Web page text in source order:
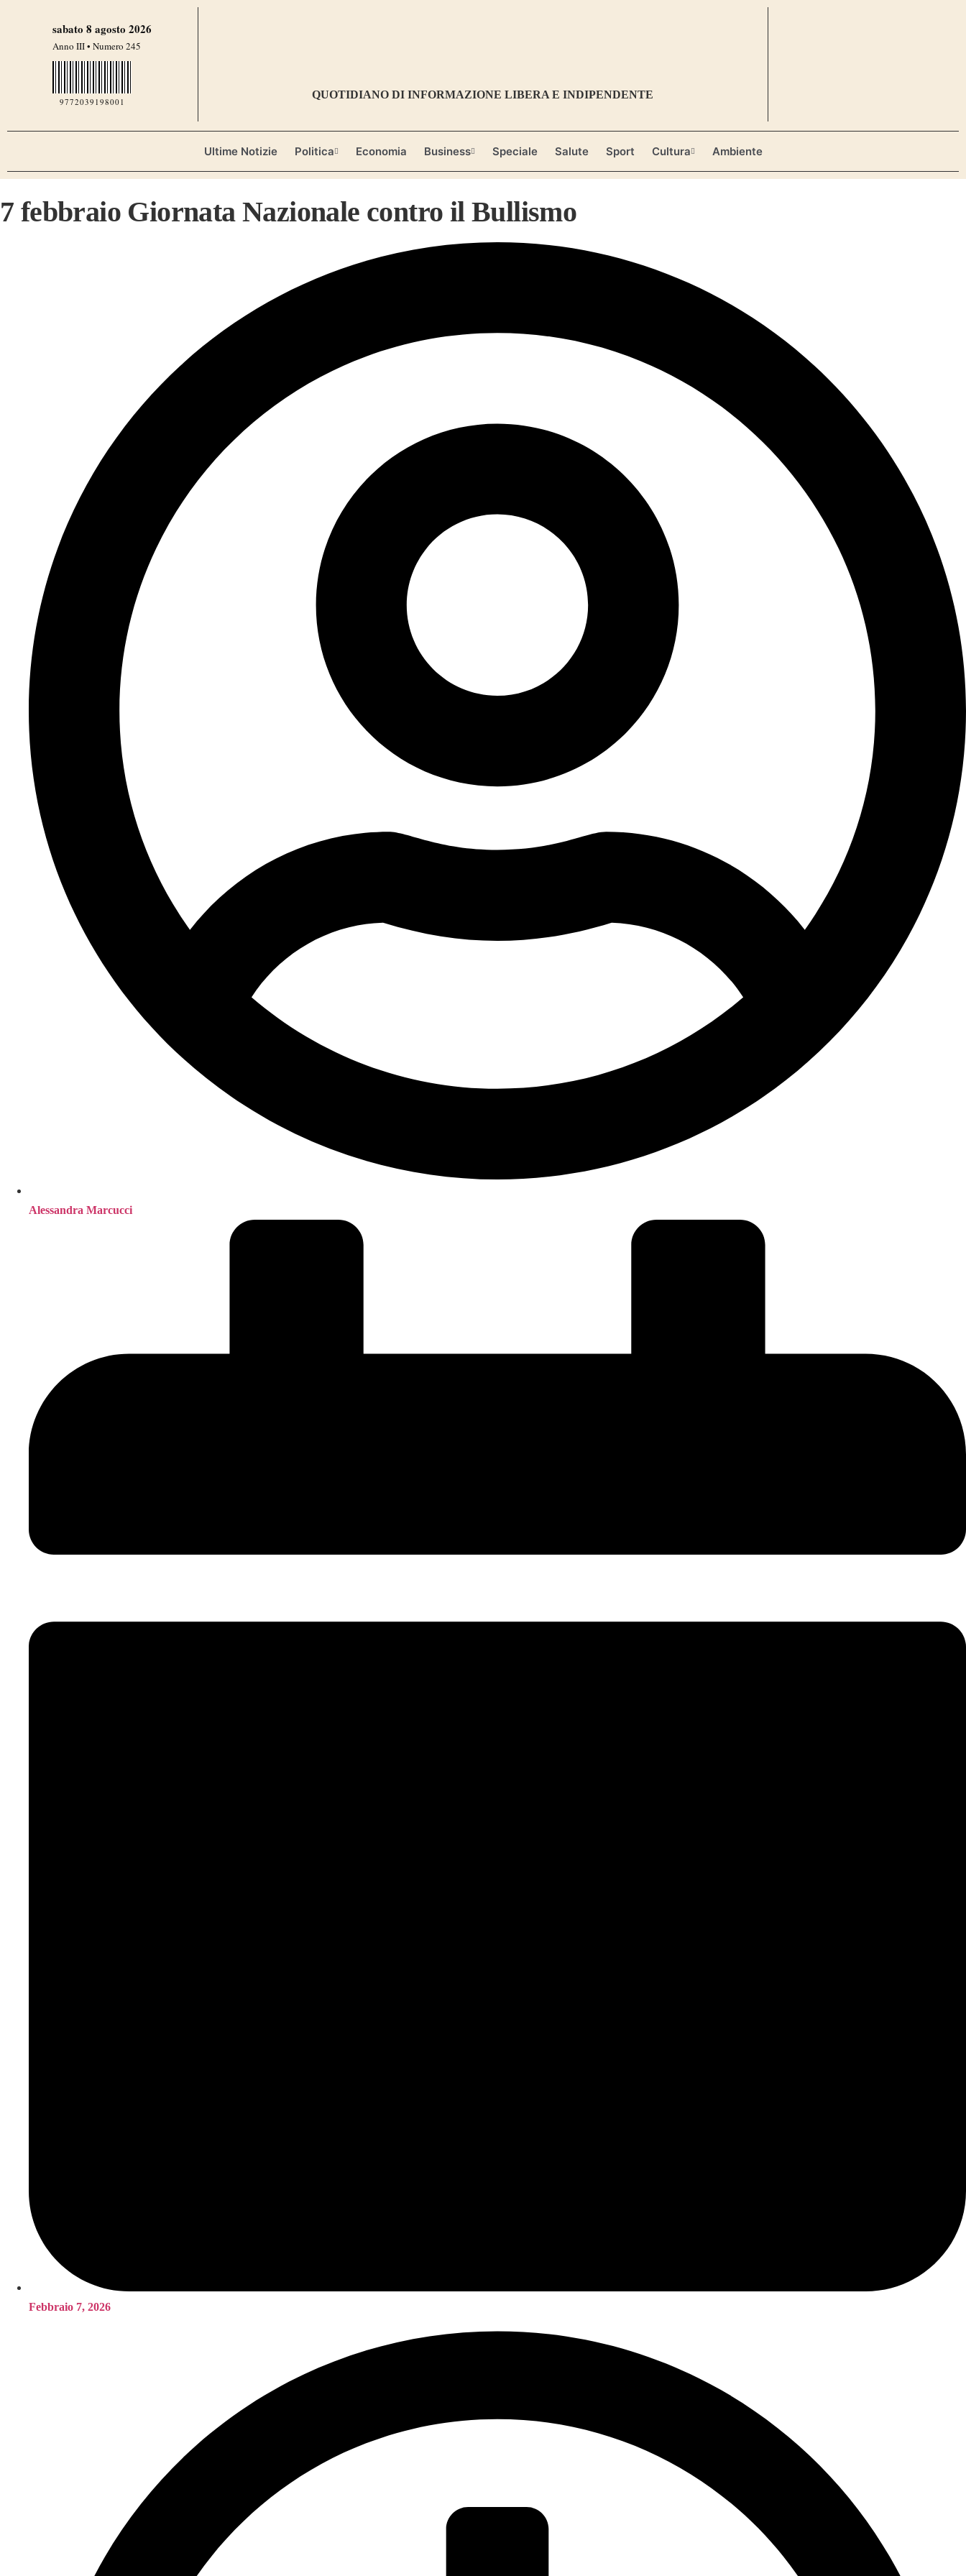
sabato 8 agosto 2026
Anno III • Numero 245
9772039198001
QUOTIDIANO DI INFORMAZIONE LIBERA E INDIPENDENTE
Ultime Notizie Politica Economia Business Speciale Salute Sport Cultura Ambiente
7 febbraio Giornata Nazionale contro il Bullismo
Alessandra Marcucci
Febbraio 7, 2026